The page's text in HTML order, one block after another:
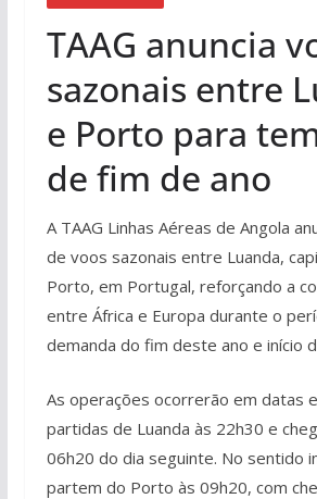
TAAG anuncia
sazonais entre
e Porto para
de fim de ano
A TAAG Linhas Aéreas de Angola
de voos sazonais entre Luanda,
Porto, em Portugal, reforçando a
entre África e Europa durante o
demanda do fim deste ano e início
As operações ocorrerão em datas
partidas de Luanda às 22h30 e
06h20 do dia seguinte. No sentido
partem do Porto às 09h20, com